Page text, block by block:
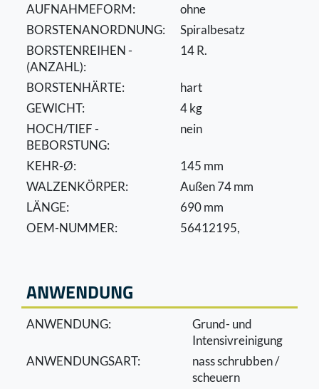
AUFNAHMEFORM:
ohne
BORSTENANORDNUNG:
Spiralbesatz
BORSTENREIHEN -
(ANZAHL):
14 R.
BORSTENHÄRTE:
hart
GEWICHT:
4 kg
HOCH/TIEF -
BEBORSTUNG:
nein
KEHR-Ø:
145 mm
WALZENKÖRPER:
Außen 74 mm
LÄNGE:
690 mm
OEM-NUMMER:
56412195,
ANWENDUNG
ANWENDUNG:
Grund- und
Intensivreinigung
ANWENDUNGSART:
nass schrubben /
scheuern